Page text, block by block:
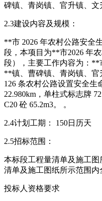
碑镇、青岗镇、官升镇、
2.3建设内容及规模：
**市 2026 年农村公路安全
段，本项目为**市2026 年
段），主要工作内容为：**
**镇、曹碑镇、青岗镇、官
126 条农村公路设置安全
22.980km，单柱式标志牌
C20 砼 65.2m3。 。
2.4计划工期： 150日历天
2.5招标范围：
本标段工程量清单及施工
清单及施工图纸所示范围内
投标人资格要求